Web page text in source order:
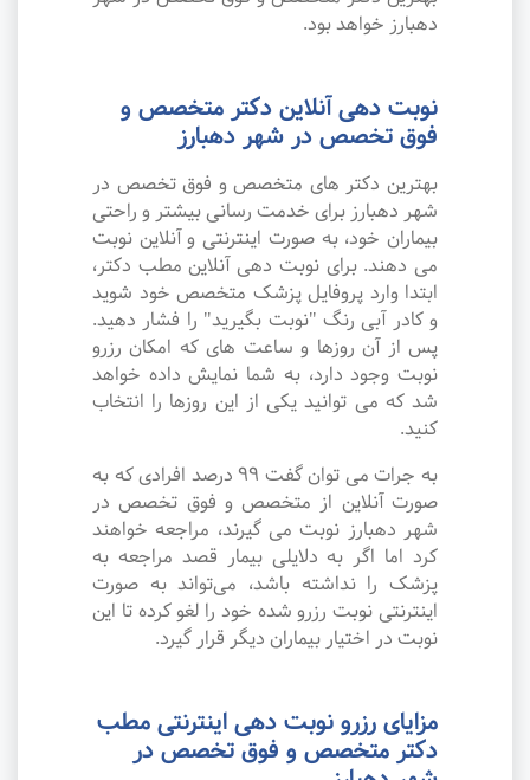
دهبارز خواهد بود.
نوبت دهی آنلاین دکتر متخصص و
فوق تخصص در شهر دهبارز
بهترین دکتر های متخصص و فوق تخصص در
شهر دهبارز برای خدمت رسانی بیشتر و راحتی
بیماران خود، به صورت اینترنتی و آنلاین نوبت
می دهند. برای نوبت دهی آنلاین مطب دکتر،
ابتدا وارد پروفایل پزشک متخصص خود شوید
و کادر آبی رنگ "نوبت بگیرید" را فشار دهید.
پس از آن روزها و ساعت های که امکان رزرو
نوبت وجود دارد، به شما نمایش داده خواهد
شد که می توانید یکی از این روزها را انتخاب
کنید.
به جرات می‌ توان گفت ۹۹ درصد افرادی که به
صورت آنلاین از متخصص و فوق تخصص در
شهر دهبارز نوبت می گیرند، مراجعه خواهند
کرد اما اگر به دلایلی بیمار قصد مراجعه به
پزشک را نداشته باشد، می‌تواند به صورت
اینترنتی نوبت رزرو شده خود را لغو کرده تا این
نوبت در اختیار بیماران دیگر قرار گیرد.
مزایای رزرو نوبت دهی اینترنتی مطب
دکتر متخصص و فوق تخصص در